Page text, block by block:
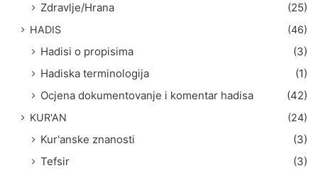
Zdravlje/Hrana
(25)
HADIS (46)
Hadisi o propisima
(3)
Hadiska terminologija
(1)
Ocjena dokumentovanje i komentar hadisa
(42)
KUR'AN (24)
Kur'anske znanosti
(3)
Tefsir
(3)